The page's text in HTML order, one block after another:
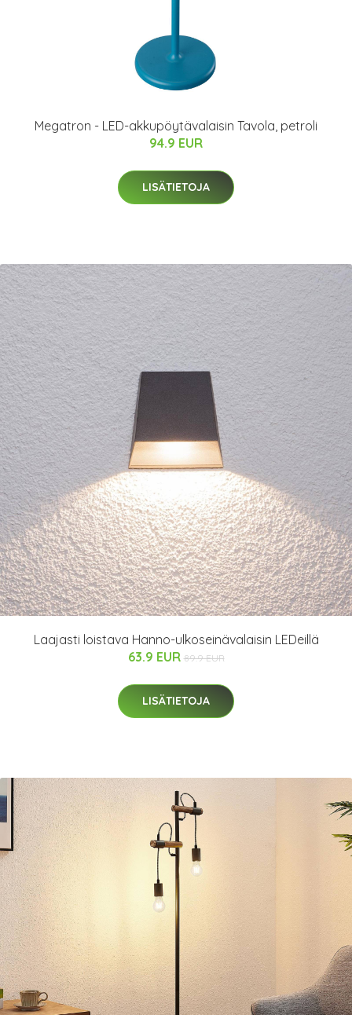
Megatron - LED-akkupöytävalaisin Tavola, petroli
94.9 EUR
LISÄTIETOJA
Laajasti loistava Hanno-ulkoseinävalaisin LEDeillä
63.9 EUR 89.9 EUR
LISÄTIETOJA